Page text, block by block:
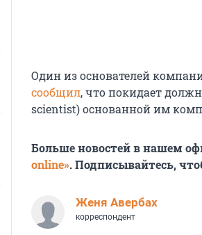
Один из основателей
сообщил, что покидает
scientist) основанной им
Больше новостей в нашем
online». Подписывайтесь,
Женя Авербах
корреспондент